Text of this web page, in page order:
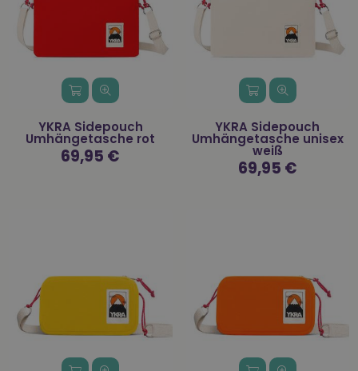
YKRA Sidepouch
Umhängetasche rot
Normaler
Preis
69,95 €
YKRA Sidepouch
Umhängetasche unisex
weiß
Normaler
Preis
69,95 €